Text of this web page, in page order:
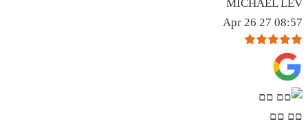
MICHAEL LEV
08:57 27 Apr 26
םם םם